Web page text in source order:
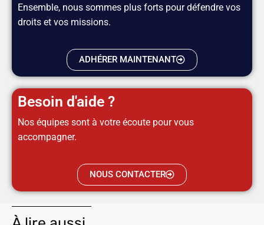
Ensemble, nous sommes plus forts pour défendre vos
droits et vos missions.
ADHÉRER MAINTENANT
Besoin d'aide ?
Nos équipes sont à votre écoute pour vous
accompagner.
NOUS CONTACTER